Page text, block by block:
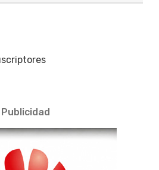
Publicidad